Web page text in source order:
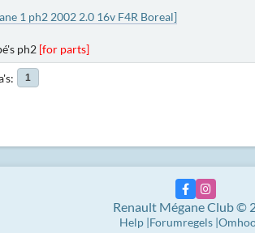
1 ph2 2002 2.0 16v F4R Boreal]
ph2 [for parts]
1
Renault Mégane Club ©
Help Forumregels